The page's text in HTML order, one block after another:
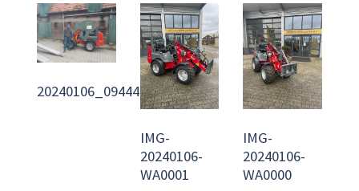
20240106_094446
IMG-
20240106-
WA0001
IMG-
20240106-
WA0000